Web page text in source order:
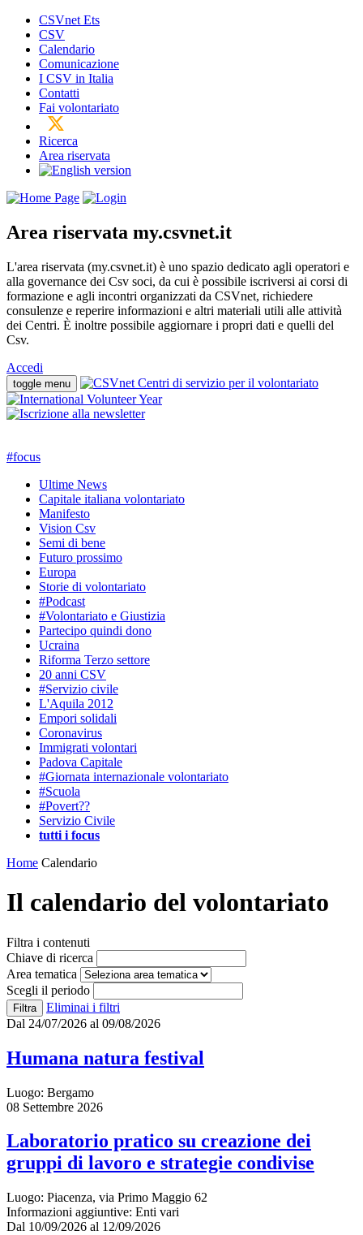
CSVnet Ets
CSV
Calendario
Comunicazione
I CSV in Italia
Contatti
Fai volontariato
Ricerca
Area riservata
Area riservata my.csvnet.it
L'area riservata (my.csvnet.it) è uno spazio dedicato agli operatori e
alla governance dei Csv soci, da cui è possibile iscriversi ai corsi di
formazione e agli incontri organizzati da CSVnet, richiedere
consulenze e reperire informazioni e altri materiali utili alle attività
dei Centri. È inoltre possibile aggiornare i propri dati e quelli del
Csv.
Accedi
toggle menu
#focus
Ultime News
Capitale italiana volontariato
Manifesto
Vision Csv
Semi di bene
Futuro prossimo
Europa
Storie di volontariato
#Podcast
#Volontariato e Giustizia
Partecipo quindi dono
Ucraina
Riforma Terzo settore
20 anni CSV
#Servizio civile
L'Aquila 2012
Empori solidali
Coronavirus
Immigrati volontari
Padova Capitale
#Giornata internazionale volontariato
#Scuola
#Povert??
Servizio Civile
tutti i focus
Home Calendario
Il calendario del volontariato
Filtra i contenuti
Chiave di ricerca
Area tematica
Scegli il periodo
Eliminai i filtri
Dal 24/07/2026 al 09/08/2026
Humana natura festival
Luogo: Bergamo
08 Settembre 2026
Laboratorio pratico su creazione dei
gruppi di lavoro e strategie condivise
Luogo: Piacenza, via Primo Maggio 62
Informazioni aggiuntive: Enti vari
Dal 10/09/2026 al 12/09/2026